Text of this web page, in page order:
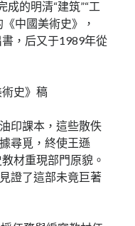
成的明清“建筑”“工
中國美術史》，
，后又于1989年從
史》稿
印課本，這些散佚
尋覓，終使王遜
材重現部門原貌。
證了這部未竟巨著